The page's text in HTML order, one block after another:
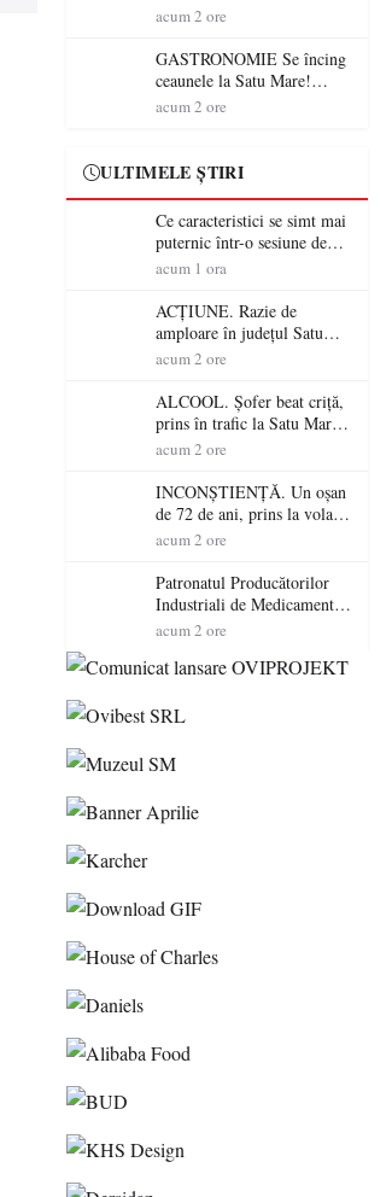
din România (PRIMER):
energie electrică a fabricilor
de medicamente va pune în
pericol accesul pacienților la
medicamente esențiale
acum 2 ore
GASTRONOMIE Se încing
ceaunele la Satu Mare!
Concursul „Veress Ádám”
jurat de renume
acum 2 ore
ULTIMELE ȘTIRI
Ce caracteristici se simt mai
puternic într-o sesiune de
distracție la sloturi online:
RTP?
acum 1 ora
ACȚIUNE. Razie de
amploare în județul Satu
Mare! Polițiștii au dat sute
șoferi fără permis într-o
singură zi
acum 2 ore
ALCOOL. Șofer beat criță,
prins în trafic la Satu Mare!
Alcoolemie uriașă
acum 2 ore
INCONȘTIENȚĂ. Un oșan
de 72 de ani, prins la volan
fără permis! Polițiștii l-au
acum 2 ore
Patronatul Producătorilor
Industriali de Medicamente
din România (PRIMER):
energie electrică a fabricilor
pericol accesul pacienților la
acum 2 ore